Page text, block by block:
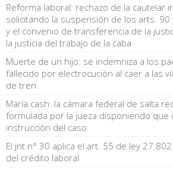
Reforma laboral: rechazo de la cautelar
solicitando la suspensión de los arts. 90
y el convenio de transferencia de la
la justicia del trabajo de la caba
Muerte de un hijo: se indemniza a los
fallecido por electrocución al caer a las
de tren
María cash: la cámara federal de salta
formulada por la jueza disponiendo que
instrucción del caso
El jnt n° 30 aplica el art. 55 de ley
del crédito laboral